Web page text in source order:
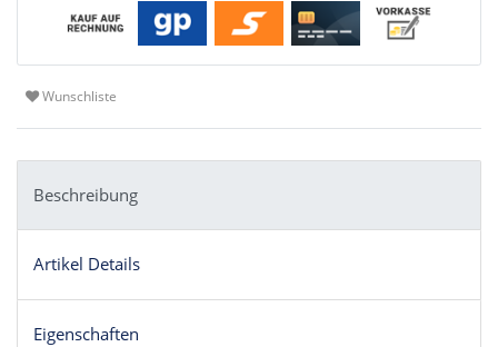
Wunschliste
Beschreibung
Artikel Details
Eigenschaften